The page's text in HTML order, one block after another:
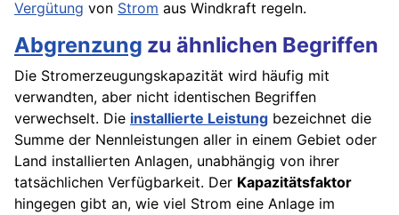
Vergütung von Strom aus Windkraft regeln.
Abgrenzung zu ähnlichen Begriffen
Die Stromerzeugungskapazität wird häufig mit
verwandten, aber nicht identischen Begriffen
verwechselt. Die installierte Leistung bezeichnet die
Summe der Nennleistungen aller in einem Gebiet oder
Land installierten Anlagen, unabhängig von ihrer
tatsächlichen Verfügbarkeit. Der Kapazitätsfaktor
hingegen gibt an, wie viel Strom eine Anlage im